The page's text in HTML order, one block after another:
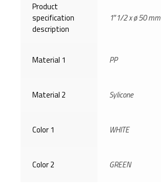
Product
specification
description
1″1/2 x ø 50 mm
Material 1 PP
Material 2 Sylicone
Color 1 WHITE
Color 2 GREEN